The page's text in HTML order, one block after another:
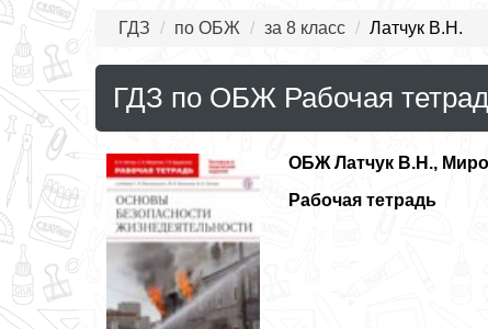
ГДЗ по ОБЖ за 8 класс Латчук В.Н.
ГДЗ по ОБЖ Рабочая
ОБЖ Латчук В.Н.,
Рабочая тетрадь